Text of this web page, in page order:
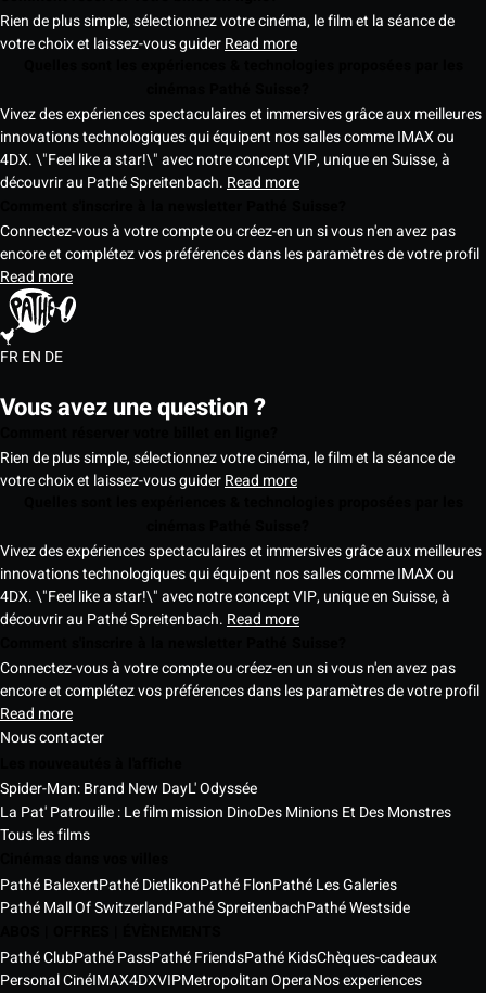
Rien de plus simple, sélectionnez votre cinéma, le film et la séance de
votre choix et laissez-vous guiderRead more
Vivez des expériences spectaculaires et immersives grâce aux meilleures
innovations technologiques qui équipent nos salles comme IMAX ou
4DX. \"Feel like a star!\" avec notre concept VIP, unique en Suisse, à
découvrir au Pathé Spreitenbach. Read more
Connectez-vous à votre compte ou créez-en un si vous n'en avez pas
encore et complétez vos préférences dans les paramètres de votre profil
Read more
FREN DE
Vous avez une question ?
Rien de plus simple, sélectionnez votre cinéma, le film et la séance de
votre choix et laissez-vous guiderRead more
Vivez des expériences spectaculaires et immersives grâce aux meilleures
innovations technologiques qui équipent nos salles comme IMAX ou
4DX. \"Feel like a star!\" avec notre concept VIP, unique en Suisse, à
découvrir au Pathé Spreitenbach. Read more
Connectez-vous à votre compte ou créez-en un si vous n'en avez pas
encore et complétez vos préférences dans les paramètres de votre profil
Read more
Nous contacter
Spider-Man: Brand New DayL' Odyssée
La Pat' Patrouille : Le film mission DinoDes Minions Et Des Monstres
Tous les films
Pathé BalexertPathé DietlikonPathé FlonPathé Les Galeries
Pathé Mall Of SwitzerlandPathé SpreitenbachPathé Westside
Pathé ClubPathé PassPathé FriendsPathé KidsChèques-cadeaux
Personal CinéIMAX4DXVIPMetropolitan OperaNos experiences